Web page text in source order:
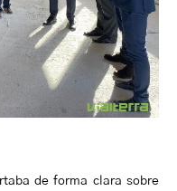
de forma clara sobre